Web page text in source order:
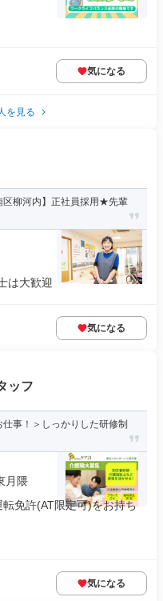
気になる
を見る
区柳河内】正社員採用★先輩
は大歓迎
気になる
ッフ
事！＞しっかりした研修制
月隈
免許(AT限定可)をお持ち
気になる